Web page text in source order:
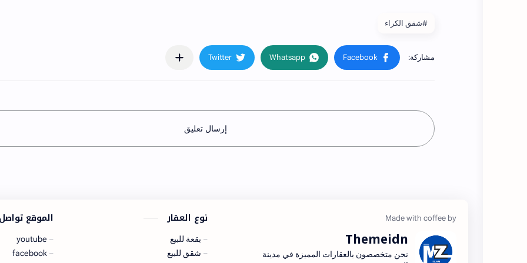
#شقق الكراء
إرسال تعليق
Themeidn
نحن متخصصون بالعقارات المميزة في مدينة
نوع العقار
بقعة للبيع
شقق للبيع
الموقع
youtube
facebook